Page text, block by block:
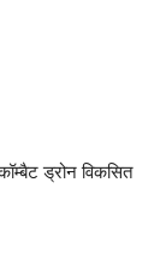
ड्रोन विकसित